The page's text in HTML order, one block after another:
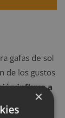
gafas de sol
de los gustos
influye a
en función
el
×